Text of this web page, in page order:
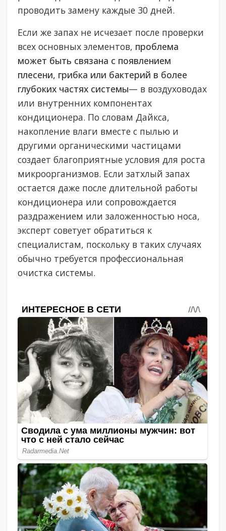
проводить замену каждые 30 дней.
Если же запах не исчезает после проверки
всех основных элементов, проблема
может быть связана с появлением
плесени, грибка или бактерий в более
глубоких частях системы— в воздуховодах
или внутренних компонентах
кондиционера. По словам Дайкса,
накопление влаги вместе с пылью и
другими органическими частицами
создает благоприятные условия для роста
микроорганизмов. Если затхлый запах
остается даже после длительной работы
кондиционера или сопровождается
раздражением или заложенностью носа,
эксперт советует обратиться к
специалистам, поскольку в таких случаях
обычно требуется профессиональная
очистка системы.